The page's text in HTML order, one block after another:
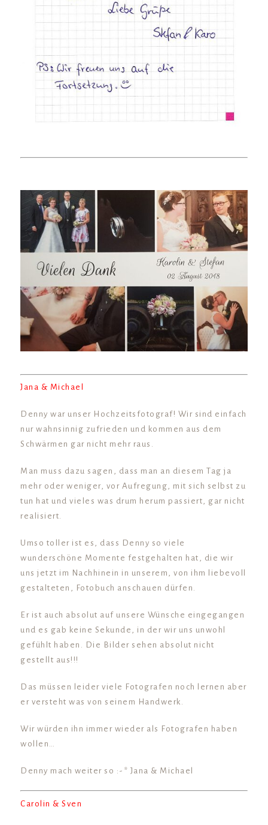
Jana & Michael
Denny war unser Hochzeitsfotograf! Wir sind einfach
nur wahnsinnig zufrieden und kommen aus dem
Schwärmen gar nicht mehr raus.
Man muss dazu sagen, dass man an diesem Tag ja
mehr oder weniger, vor Aufregung, mit sich selbst zu
tun hat und vieles was drum herum passiert, gar nicht
realisiert.
Umso toller ist es, dass Denny so viele
wunderschöne Momente festgehalten hat, die wir
uns jetzt im Nachhinein in unserem, von ihm liebevoll
gestalteten, Fotobuch anschauen dürfen.
Er ist auch absolut auf unsere Wünsche eingegangen
und es gab keine Sekunde, in der wir uns unwohl
gefühlt haben. Die Bilder sehen absolut nicht
gestellt aus!!!
Das müssen leider viele Fotografen noch lernen aber
er versteht was von seinem Handwerk.
Wir würden ihn immer wieder als Fotografen haben
wollen…
Denny mach weiter so :-* Jana & Michael
Carolin & Sven